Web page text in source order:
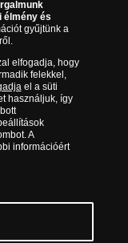
között)
Cégjegyzékszám: 01-09-
Kereskedelmi
élmény és
gyűjtünk a
elfogadja, hogy
felekkel,
el a süti
használjuk, így
A
információért